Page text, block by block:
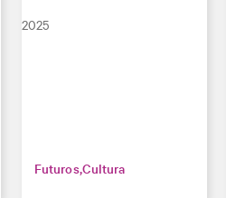
2025
FuturosCultura